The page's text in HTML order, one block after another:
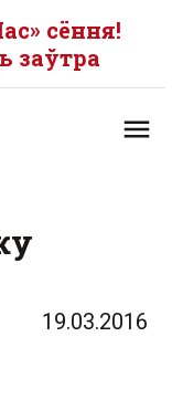
сёння!
заўтра
19.03.2016